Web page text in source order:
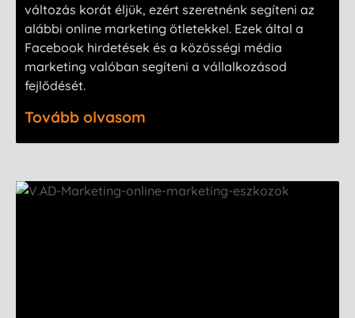
változás korát éljük, ezért szeretnénk segíteni az
alábbi online marketing ötletekkel. Ezek által a
Facebook hirdetések és a közösségi média
marketing valóban segíteni a vállalkozásod
fejlődését.
Tovább olvasom